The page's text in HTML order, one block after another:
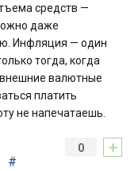
средств —
даже
Инфляция — один
тогда, когда
внешние валютные
платить
не напечатаешь.
+
0
#